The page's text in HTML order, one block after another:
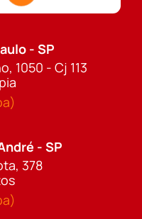
- SP
1050 - Cj 113
- SP
378